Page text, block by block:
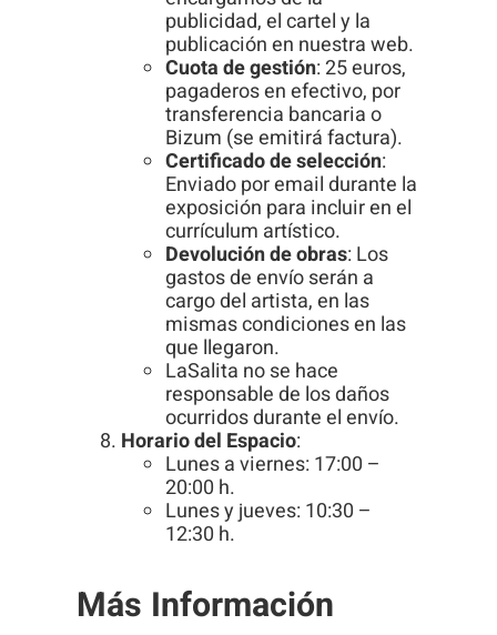
publicidad, el cartel y la
publicación en nuestra web.
Cuota de gestión: 25 euros,
pagaderos en efectivo, por
transferencia bancaria o
Bizum (se emitirá factura).
Certificado de selección:
Enviado por email durante la
exposición para incluir en el
currículum artístico.
Devolución de obras: Los
gastos de envío serán a
cargo del artista, en las
mismas condiciones en las
que llegaron.
LaSalita no se hace
responsable de los daños
ocurridos durante el envío.
Horario del Espacio:
Lunes a viernes: 17:00 –
20:00 h.
Lunes y jueves: 10:30 –
12:30 h.
Más Información